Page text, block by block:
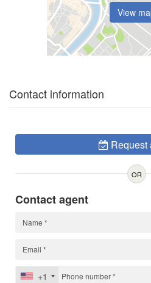
View
Contact information
Request
OR
Contact agent
+1